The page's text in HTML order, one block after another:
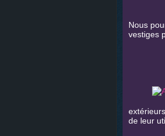
Nous
vestiges
de leur